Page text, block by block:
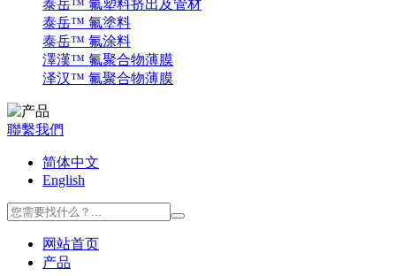
泰岳™ 氟塑料挤出及管材
泰岳™ 氟塗料
泰岳™ 氟涂料
澤漢™ 氟聚合物薄膜
泽汉™ 氟聚合物薄膜
聯繫我們
简体中文
English
网站首页
产品